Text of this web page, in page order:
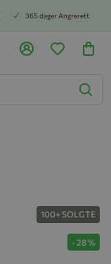
365 dager Angrerett
100+ SOLGTE
-28%